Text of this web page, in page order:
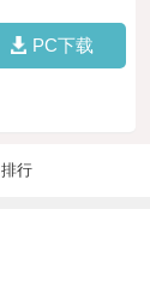
PC下载
排行